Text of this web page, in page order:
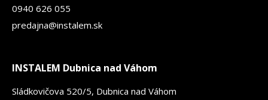
0940 626 055
predajna@instalem.sk
INSTALEM Dubnica nad Váhom
Sládkovičova 520/5, Dubnica nad Váhom